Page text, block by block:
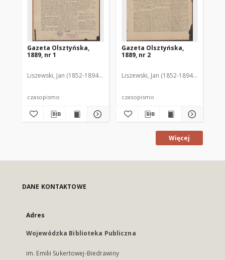
Gazeta Olsztyńska,
1889, nr 1
Liszewski, Jan (1852-1894). Red.
czasopismo
Gazeta Olsztyńska,
1889, nr 2
Liszewski, Jan (1852-1894). Red.
czasopismo
Więcej
DANE KONTAKTOWE
Adres
Wojewódzka Biblioteka Publiczna
im. Emilii Sukertowej-Biedrawiny